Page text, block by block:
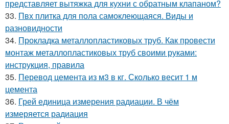
представляет вытяжка для кухни с обратным клапаном?
33. Пвх плитка для пола самоклеющаяся. Виды и
разновидности
34. Прокладка металлопластиковых труб. Как провести
монтаж металлопластиковых труб своими руками:
инструкция, правила
35. Перевод цемента из м3 в кг. Сколько весит 1 м
цемента
36. Грей единица измерения радиации. В чём
измеряется радиация